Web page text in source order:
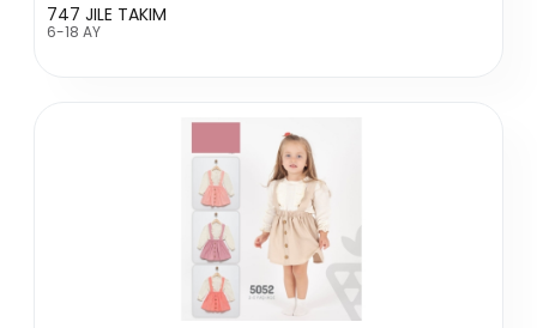
747 JILE TAKIM
6-18 AY